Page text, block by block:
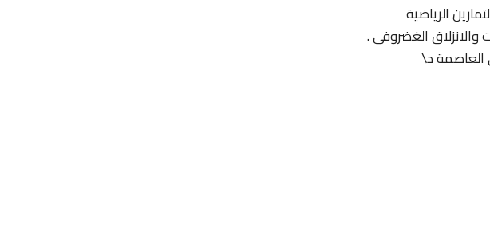
الرياضية
الغضروفى .
العاصمة د\